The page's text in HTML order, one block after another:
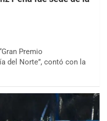
Premio
del Norte”, contó con la